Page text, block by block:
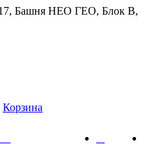
17, Башня НЕО ГЕО, Блок В,
Корзина